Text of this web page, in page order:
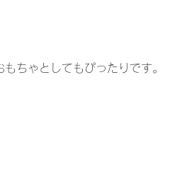
ちゃとしてもぴったりです。